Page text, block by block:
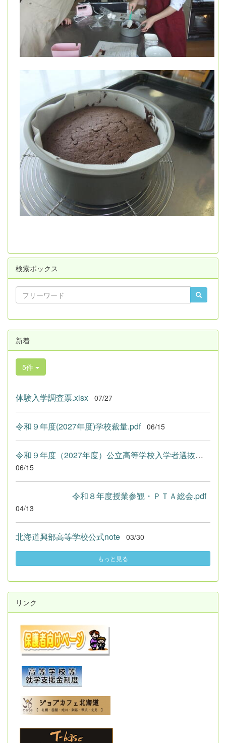
検索ボックス
新着
5件
体験入学調査票.xlsx 07/27
令和９年度(2027年度)学校裁量.pdf 06/15
令和９年度（2027年度）公立高等学校入学者選抜における学校裁量...
06/15
令和８年度授業参観・ＰＴＡ総会.pdf
04/13
北海道興部高等学校公式note 03/30
もっと見る
リンク